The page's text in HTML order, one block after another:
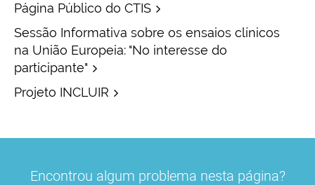
Página Público do CTIS
Sessão Informativa sobre os ensaios clínicos
na União Europeia: "No interesse do
participante"
Projeto INCLUIR
Encontrou algum problema nesta página?